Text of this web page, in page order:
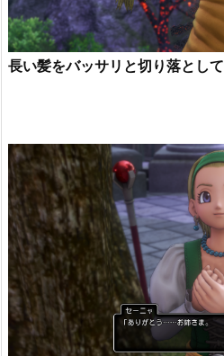
長い髪をバッサリと切り落として